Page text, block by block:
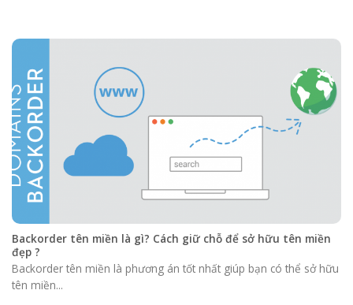
Backorder tên miền là gì? Cách giữ chỗ để sở hữu tên miền
đẹp ?
Backorder tên miền là phương án tốt nhất giúp bạn có thể sở hữu
tên miền...